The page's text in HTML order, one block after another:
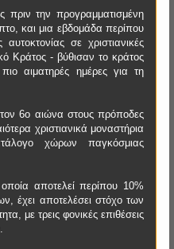
την προγραμματισμένη
και μια εβδομάδα περίπου
σε χριστιανικές
Κράτος - βύθισαν το κράτος
αιματηρές ημέρες για τη
6ο αιώνα στους πρόποδες
χριστιανικά μοναστήρια
χώρων παγκόσμιας
οποία αποτελεί περίπου 10%
έχει αποτελέσει στόχο των
με τρεις φονικές επιθέσεις